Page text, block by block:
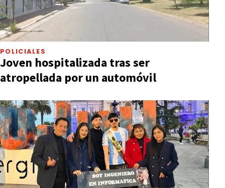
POLICIALES
Joven hospitalizada tras ser
atropellada por un automóvil